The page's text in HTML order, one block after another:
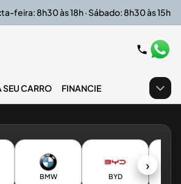
feira: 8h30 às 18h · Sábado: 8h30 às 15h
SEU CARRO FINANCIE
›
BMW BYD